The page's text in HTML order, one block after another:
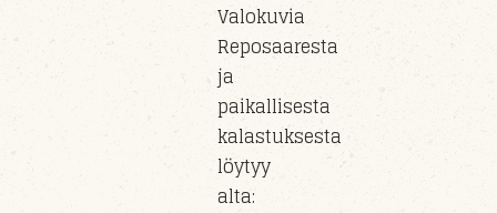
Valokuvia
Reposaaresta
ja
paikallisesta
kalastuksesta
löytyy
alta: